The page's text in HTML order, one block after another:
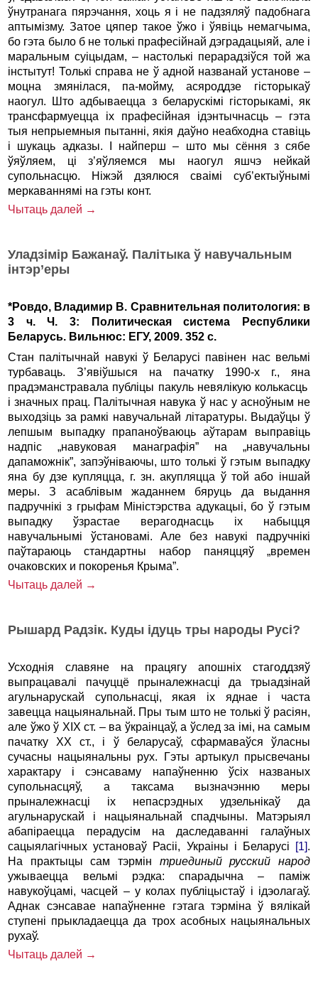
ўнутранага пярэчання, хоць я і не падзяляў падобнага
аптымізму. Затое цяпер такое ўжо і ўявіць немагчыма,
бо гэта было б не толькі прафесійнай дэградацыяй, але і
маральным суіцыдам, – настолькі перарадзіўся той жа
інстытут! Толькі справа не ў адной названай установе –
моцна змянілася, па-мойму, асяроддзе гісторыкаў
наогул. Што адбываецца з беларускімі гісторыкамі, як
трансфармуецца іх прафесійная ідэнтычнасць – гэта
тыя непрыемныя пытанні, якія даўно неабходна ставіць
і шукаць адказы. І найперш – што мы сёння з сябе
ўяўляем, ці з’яўляемся мы наогул яшчэ нейкай
супольнасцю. Ніжэй дзялюся сваімі суб’ектыўнымі
меркаваннямі на гэты конт.
Чытаць далей →
Уладзімір Бажанаў. Палітыка ў навучальным
інтэр’еры
*Ровдо, Владимир В. Сравнительная политология: в
3 ч. Ч. 3: Политическая система Республики
Беларусь. Вильнюс: ЕГУ, 2009. 352 с.
Стан палітычнай навукі ў Беларусі павінен нас вельмі
турбаваць. З’явіўшыся на пачатку 1990-х г., яна
прадэманстравала публіцы пакуль невялікую колькасць
і значных прац. Палітычная навука ў нас у асноўным не
выходзіць за рамкі навучальнай літаратуры. Выдаўцы ў
лепшым выпадку прапаноўваюць аўтарам выправіць
надпіс „навуковая манаграфія” на „навучальны
дапаможнік”, запэўніваючы, што толькі ў гэтым выпадку
яна бу дзе купляцца, г. зн. акупляцца ў той або іншай
меры. З асаблівым жаданнем бяруць да выдання
падручнікі з грыфам Міністэрства адукацыі, бо ў гэтым
выпадку ўзрастае верагоднасць іх набыцця
навучальнымі ўстановамі. Але без навукі падручнікі
паўтараюць стандартны набор паняццяў „времен
очаковских и покоренья Крыма”.
Чытаць далей →
Рышард Радзік. Куды ідуць тры народы Русі?
Усходнія славяне на працягу апошніх стагоддзяў
выпрацавалі пачуццё прыналежнасці да трыадзінай
агульнарускай супольнасці, якая іх яднае і часта
завецца нацыянальнай. Пры тым што не толькі ў расіян,
але ўжо ў XIX ст. – ва ўкраінцаў, а ўслед за імі, на самым
пачатку XX ст., і ў беларусаў, сфармаваўся ўласны
сучасны нацыянальны рух. Гэты артыкул прысвечаны
характару і сэнсаваму напаўненню ўсіх названых
супольнасцяў, а таксама вызначэнню меры
прыналежнасці іх непасрэдных удзельнікаў да
агульнарускай і нацыянальнай спадчыны. Матэрыял
абапіраецца перадусім на даследаванні галаўных
сацыялагічных установаў Расіі, Украіны і Беларусі
[1].
На практыцы сам тэрмін триединый русский народ
ужываецца вельмі рэдка: спарадычна – паміж
навукоўцамі, часцей – у колах публіцыстаў і ідэолагаў.
Аднак сэнсавае напаўненне гэтага тэрміна ў вялікай
ступені прыкладаецца да трох асобных нацыянальных
рухаў.
Чытаць далей →